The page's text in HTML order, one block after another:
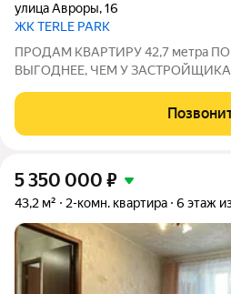
улица Авроры,16
ЖК TERLE PARK
ПРОДАМ КВАРТИРУ 42,7 метра
ВЫГОДНЕЕ, ЧЕМ У ЗАСТРОЙЩИКА.
переуступка. Продаю квартиру в
престижного ЖК Терле Парк, в
5 350 000 ₽
43,2 м² 2-комн. квартира 6 этаж